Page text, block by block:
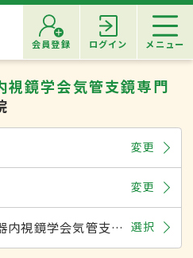
会員登録 ログイン メニュー
視鏡学会気管支鏡専門
変更
変更
日本呼吸器内視鏡学会気管支鏡専門医 選択